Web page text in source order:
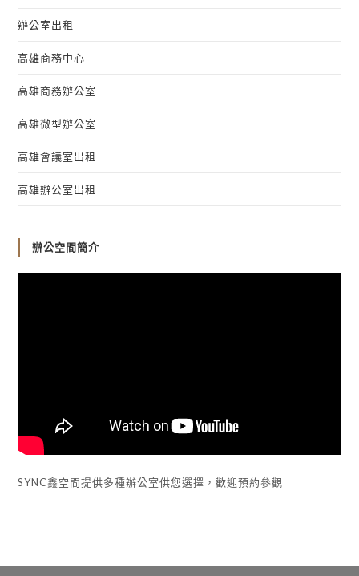
辦公室出租
高雄商務中心
高雄商務辦公室
高雄微型辦公室
高雄會議室出租
高雄辦公室出租
辦公空間簡介
SYNC鑫空間提供多種辦公室供您選擇，歡迎預約參觀